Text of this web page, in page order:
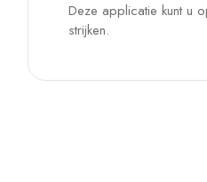
Deze applicatie kunt u
strijken.